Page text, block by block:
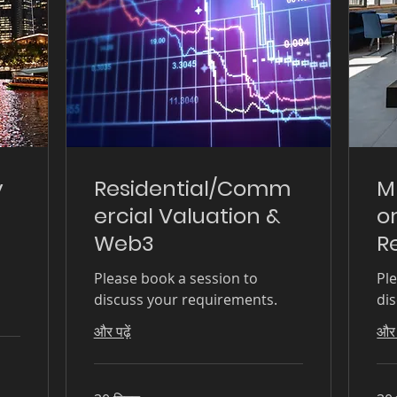
Residential/Comm
ercial Valuation &
Web3
Please book a session to
discuss your requirements.
और पढ़ें
और